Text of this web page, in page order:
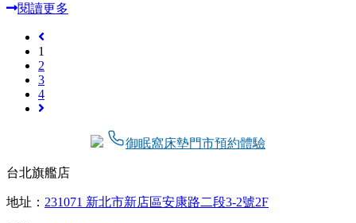
閱讀更多
1
2
3
4
御眠窩床墊門市預約體驗
台北旗艦店
地址： 231071 新北市新店區安康路二段3-2號2F